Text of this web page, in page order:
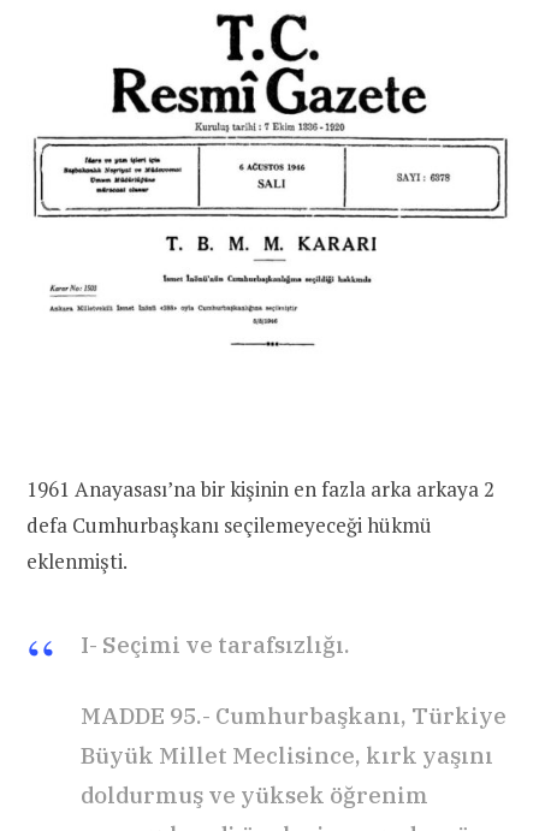
1961 Anayasası’na bir kişinin en fazla arka arkaya 2
defa Cumhurbaşkanı seçilemeyeceği hükmü
eklenmişti.
I- Seçimi ve tarafsızlığı.
MADDE 95.- Cumhurbaşkanı, Türkiye
Büyük Millet Meclisince, kırk yaşını
doldurmuş ve yüksek öğrenim